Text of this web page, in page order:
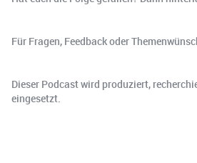
Für Fragen, Feedback oder
Dieser Podcast wird produziert,
eingesetzt.